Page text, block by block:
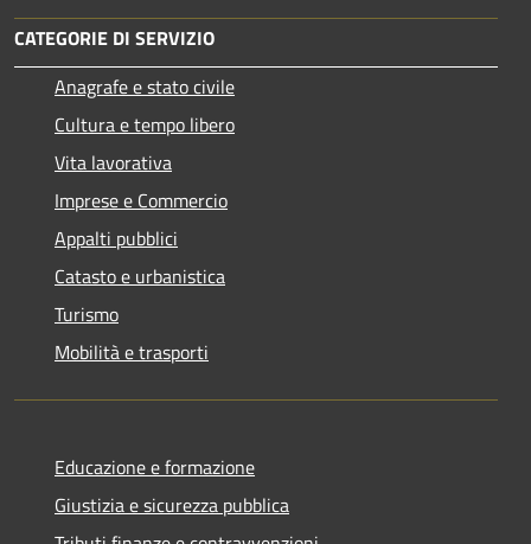
CATEGORIE DI SERVIZIO
Anagrafe e stato civile
Cultura e tempo libero
Vita lavorativa
Imprese e Commercio
Appalti pubblici
Catasto e urbanistica
Turismo
Mobilità e trasporti
Educazione e formazione
Giustizia e sicurezza pubblica